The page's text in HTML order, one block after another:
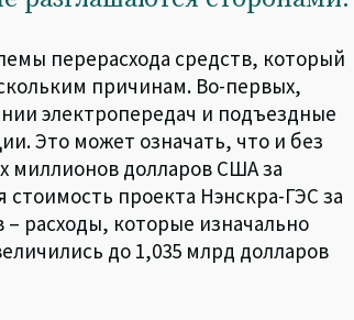
перерасхода средств, который
причинам. Во-первых,
электропередач и подъездные
Это может означать, что и без
миллионов долларов США за
проекта Нэнскра-ГЭС за
– расходы, которые изначально
до 1,035 млрд долларов